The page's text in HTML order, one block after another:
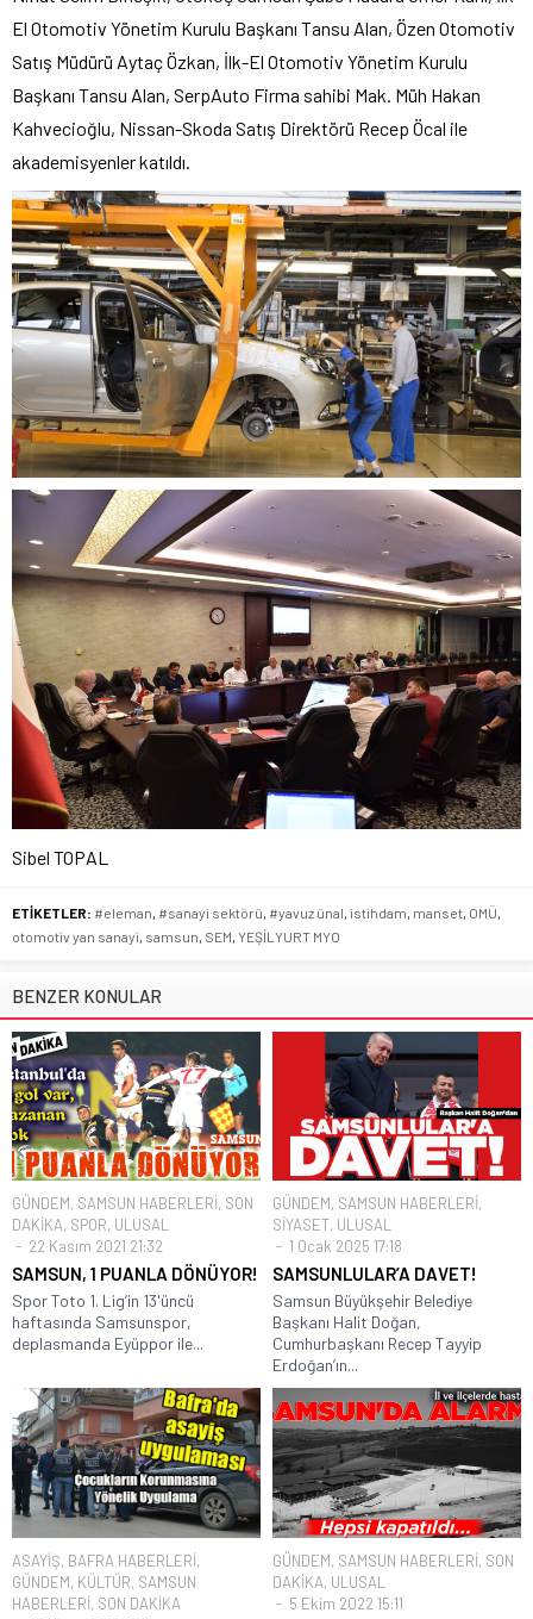
El Otomotiv Yönetim Kurulu Başkanı Tansu Alan, Özen Otomotiv
Satış Müdürü Aytaç Özkan, İlk-El Otomotiv Yönetim Kurulu
Başkanı Tansu Alan, SerpAuto Firma sahibi Mak. Müh Hakan
Kahvecioğlu, Nissan-Skoda Satış Direktörü Recep Öcal ile
akademisyenler katıldı.
Sibel TOPAL
ETİKETLER: #eleman, #sanayi sektörü, #yavuz ünal, istihdam, manset, OMÜ,
otomotiv yan sanayi, samsun, SEM, YEŞİLYURT MYO
BENZER KONULAR
GÜNDEM, SAMSUN HABERLERİ, SON
DAKİKA, SPOR, ULUSAL
22 Kasım 2021 21:32
SAMSUN, 1 PUANLA DÖNÜYOR!
Spor Toto 1. Lig’in 13'üncü
haftasında Samsunspor,
deplasmanda Eyüppor ile...
GÜNDEM, SAMSUN HABERLERİ,
SİYASET, ULUSAL
1 Ocak 2025 17:18
SAMSUNLULAR’A DAVET!
Samsun Büyükşehir Belediye
Başkanı Halit Doğan,
Cumhurbaşkanı Recep Tayyip
Erdoğan’ın...
ASAYİŞ, BAFRA HABERLERİ,
GÜNDEM, KÜLTÜR, SAMSUN
HABERLERİ, SON DAKİKA
GÜNDEM, SAMSUN HABERLERİ, SON
DAKİKA, ULUSAL
5 Ekim 2022 15:11